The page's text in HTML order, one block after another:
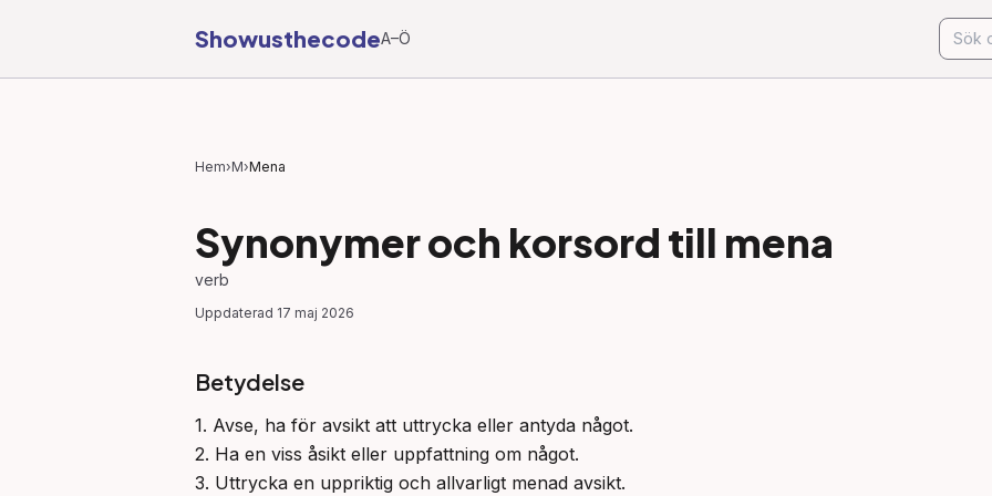
ShowusthecodeA–Ö
Hem›M›Mena
Synonymer och korsord till mena
verb
Uppdaterad 17 maj 2026
Betydelse
1. Avse, ha för avsikt att uttrycka eller antyda något.
2. Ha en viss åsikt eller uppfattning om något.
3. Uttrycka en uppriktig och allvarligt menad avsikt.